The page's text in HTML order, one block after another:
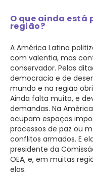
O que ainda está
região?
A América Latina
com valentia, mas
conservador. Pelas
democracia e de
mundo e na região
Ainda falta muito, e
demandas. Na
ocupam espaços
processos de paz ou
conflitos armados. E
presidente da
OEA, e, em muitas
elas.